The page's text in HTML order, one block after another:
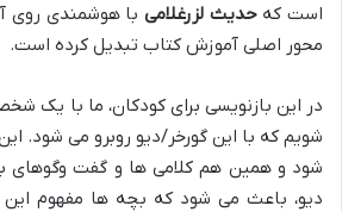
است کهحدیث لزرغلامی با هوشمندی روی
محور اصلی آموزش کتاب تبدیل کرده است.
در این بازنویسی برای کودکان، ما با یک
شویم که با این گورخر/دیو روبرو می شود.
شود و همین هم کلامی ها و گفت وگوهای
دیو، باعث می شود که بچه ها مفهوم این